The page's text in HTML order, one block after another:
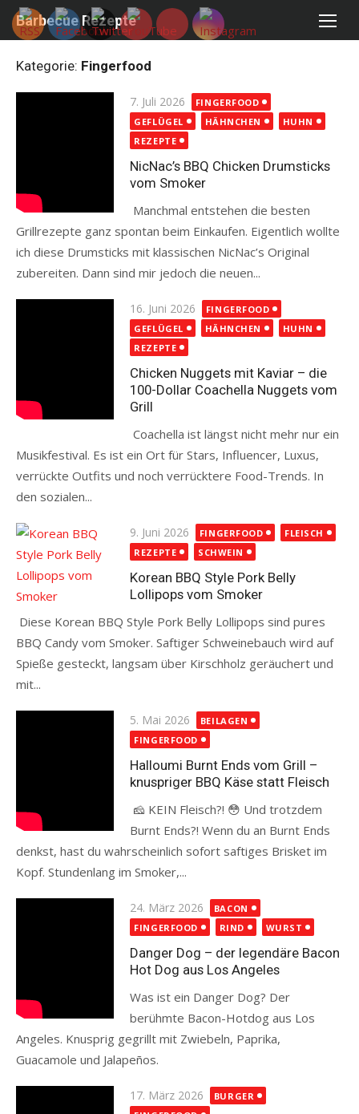
Skip
Barbecue Rezepte
Kategorie: Fingerfood
Posted
on
7. Juli 2026
FINGERFOOD
GEFLÜGEL
HÄHNCHEN
HUHN
REZEPTE
NicNac’s BBQ Chicken Drumsticks
vom Smoker
Manchmal entstehen die besten
Grillrezepte ganz spontan beim Einkaufen. Eigentlich wollte
ich diese Drumsticks mit klassischen NicNac’s Original
zubereiten. Dann sind mir jedoch die neuen...
Posted
on
16. Juni 2026
FINGERFOOD
GEFLÜGEL
HÄHNCHEN
HUHN
REZEPTE
Chicken Nuggets mit Kaviar – die
100-Dollar Coachella Nuggets vom
Grill
Coachella ist längst nicht mehr nur ein
Musikfestival. Es ist ein Ort für Stars, Influencer, Luxus,
verrückte Outfits und noch verrücktere Food-Trends. In
den sozialen...
Posted
on
9. Juni 2026 FINGERFOOD
FLEISCH
REZEPTE
SCHWEIN
Korean BBQ Style Pork Belly
Lollipops vom Smoker
Diese Korean BBQ Style Pork Belly Lollipops sind pures
BBQ Candy vom Smoker. Saftiger Schweinebauch wird auf
Spieße gesteckt, langsam über Kirschholz geräuchert und
mit...
Posted
on
5. Mai 2026
BEILAGEN
FINGERFOOD
Halloumi Burnt Ends vom Grill –
knuspriger BBQ Käse statt Fleisch
🧀 KEIN Fleisch?! 😳 Und trotzdem
Burnt Ends?! Wenn du an Burnt Ends
denkst, hast du wahrscheinlich sofort saftiges Brisket im
Kopf. Stundenlang im Smoker,...
Posted
on
24. März 2026
BACON
FINGERFOOD
RIND WURST
Danger Dog – der legendäre Bacon
Hot Dog aus Los Angeles
Was ist ein Danger Dog? Der
berühmte Bacon-Hotdog aus Los
Angeles. Knusprig gegrillt mit Zwiebeln, Paprika,
Guacamole und Jalapeños.
Posted
17. März 2026
BURGER